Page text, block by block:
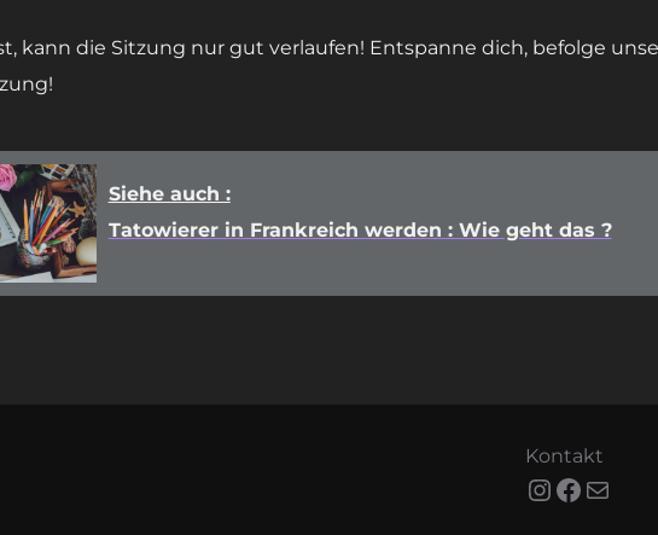
kann die Sitzung nur gut verlaufen! Entspanne dich, befolge
Siehe auch :
Tatowierer in Frankreich werden : Wie geht das ?
Kontakt
Instagram
E-Mail